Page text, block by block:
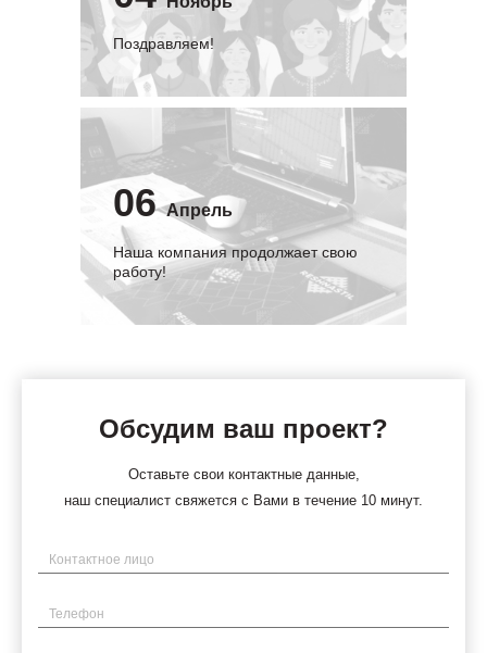
Поздравляем!
06 Апрель
Наша компания продолжает свою
работу!
Обсудим ваш проект?
Оставьте свои контактные данные,
наш специалист свяжется с Вами в течение 10 минут.
Имя
Телефон